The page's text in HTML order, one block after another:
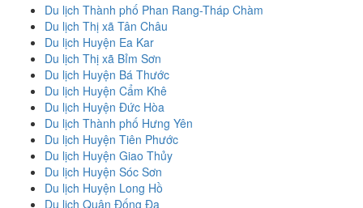
Du lịch Thành phố Phan Rang-Tháp Chàm
Du lịch Thị xã Tân Châu
Du lịch Huyện Ea Kar
Du lịch Thị xã Bỉm Sơn
Du lịch Huyện Bá Thước
Du lịch Huyện Cẩm Khê
Du lịch Huyện Đức Hòa
Du lịch Thành phố Hưng Yên
Du lịch Huyện Tiên Phước
Du lịch Huyện Giao Thủy
Du lịch Huyện Sóc Sơn
Du lịch Huyện Long Hồ
Du lịch Quận Đống Đa